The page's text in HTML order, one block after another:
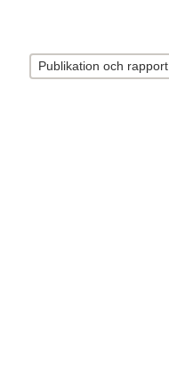
Publikation och rapport